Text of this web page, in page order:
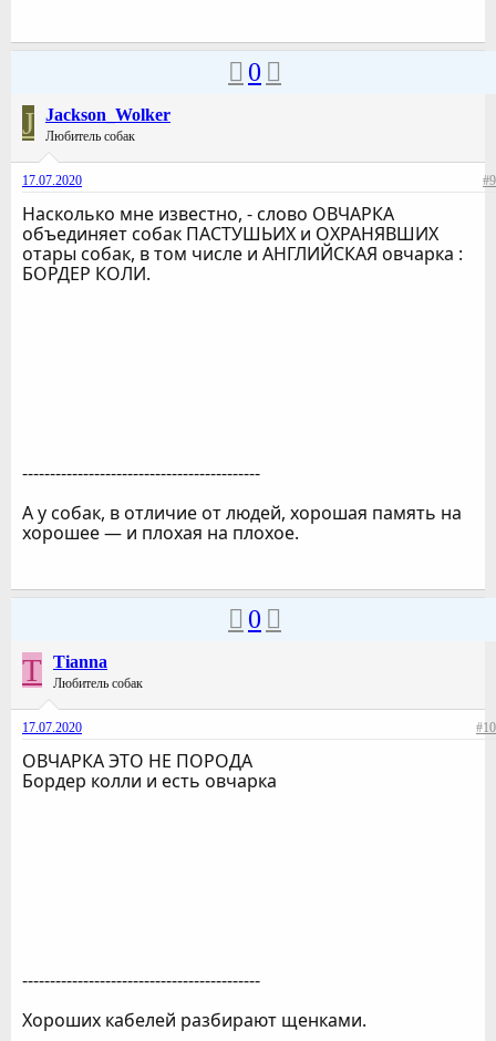
0
J Jackson_Wolker
Любитель собак
17.07.2020 #9
Насколько мне известно, - слово ОВЧАРКА
объединяет собак ПАСТУШЬИХ и ОХРАНЯВШИХ
отары собак, в том числе и АНГЛИЙСКАЯ овчарка :
БОРДЕР КОЛИ.
-------------------------------------------
А у собак, в отличие от людей, хорошая память на
хорошее — и плохая на плохое.
0
T Tianna
Любитель собак
17.07.2020 #10
ОВЧАРКА ЭТО НЕ ПОРОДА
Бордер колли и есть овчарка
-------------------------------------------
Хороших кабелей разбирают щенками.